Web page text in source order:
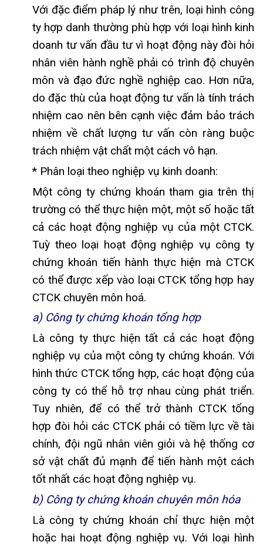
Với đặc điểm pháp lý như trên, loại hình công
ty hợp danh thường phù hợp với loại hình kinh
doanh tư vấn đầu tư vì hoạt động này đòi hỏi
nhân viên hành nghề phải có trình độ chuyên
môn và đạo đức nghề nghiệp cao. Hơn nữa,
do đặc thù của hoạt động tư vấn là tính trách
nhiệm cao nên bên cạnh việc đảm bảo trách
nhiệm về chất lượng tư vấn còn ràng buộc
trách nhiệm vật chất một cách vô hạn.
* Phân loại theo nghiệp vụ kinh doanh:
Một công ty chứng khoán tham gia trên thị
trường có thể thực hiện một, một số hoặc tất
cả các hoạt động nghiệp vụ của một CTCK.
Tuỳ theo loại hoạt động nghiệp vụ công ty
chứng khoán tiến hành thực hiện mà CTCK
có thể được xếp vào loại CTCK tổng hợp hay
CTCK chuyên môn hoá.
a) Công ty chứng khoán tổng hợp
Là công ty thực hiện tất cả các hoạt động
nghiệp vụ của một công ty chứng khoán. Với
hình thức CTCK tổng hợp, các hoạt động của
công ty có thể hỗ trợ nhau cùng phát triển.
Tuy nhiên, để có thể trở thành CTCK tổng
hợp đòi hỏi các CTCK phải có tiềm lực về tài
chính, đội ngũ nhân viên giỏi và hệ thống cơ
sở vật chất đủ mạnh để tiến hành một cách
tốt nhất các hoạt động nghiệp vụ.
b) Công ty chứng khoán chuyên môn hóa
Là công ty chứng khoán chỉ thực hiện một
hoặc hai hoạt động nghiệp vụ. Với loại hình